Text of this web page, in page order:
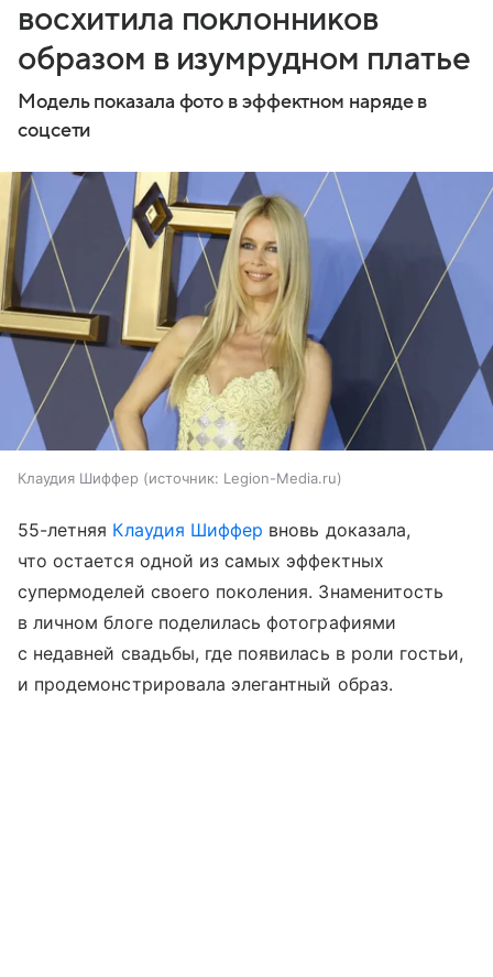
восхитила поклонников
образом в изумрудном платье
Модель показала фото в эффектном наряде в
соцсети
Клаудия Шиффер источник: Legion-Media.ru
55-летняя Клаудия Шиффер вновь доказала,
что остается одной из самых эффектных
супермоделей своего поколения. Знаменитость
в личном блоге поделилась фотографиями
с недавней свадьбы, где появилась в роли гостьи,
и продемонстрировала элегантный образ.